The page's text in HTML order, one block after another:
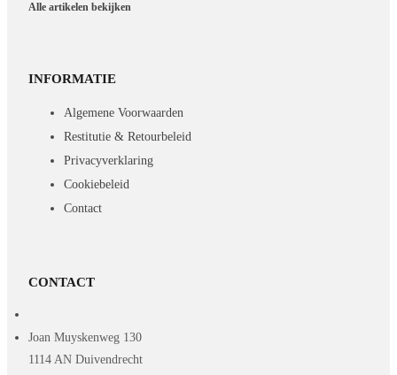
Alle artikelen bekijken
INFORMATIE
Algemene Voorwaarden
Restitutie & Retourbeleid
Privacyverklaring
Cookiebeleid
Contact
CONTACT
Joan Muyskenweg 130
1114 AN Duivendrecht